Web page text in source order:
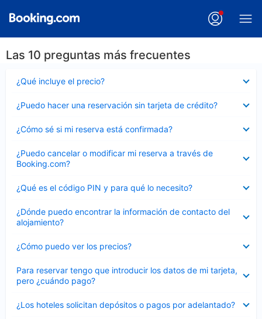
Las 10 preguntas más frecuentes
¿Qué incluye el precio?
cerrado
¿Puedo hacer una reservación sin tarjeta de crédito?
cerrado
¿Cómo sé si mi reserva está confirmada?
cerrado
¿Puedo cancelar o modificar mi reserva a través de
Booking.com?
cerrado
¿Qué es el código PIN y para qué lo necesito?
cerrado
¿Dónde puedo encontrar la información de contacto del
alojamiento?
cerrado
¿Cómo puedo ver los precios?
cerrado
Para reservar tengo que introducir los datos de mi tarjeta,
pero ¿cuándo pago?
cerrado
¿Los hoteles solicitan depósitos o pagos por adelantado?
cerrado